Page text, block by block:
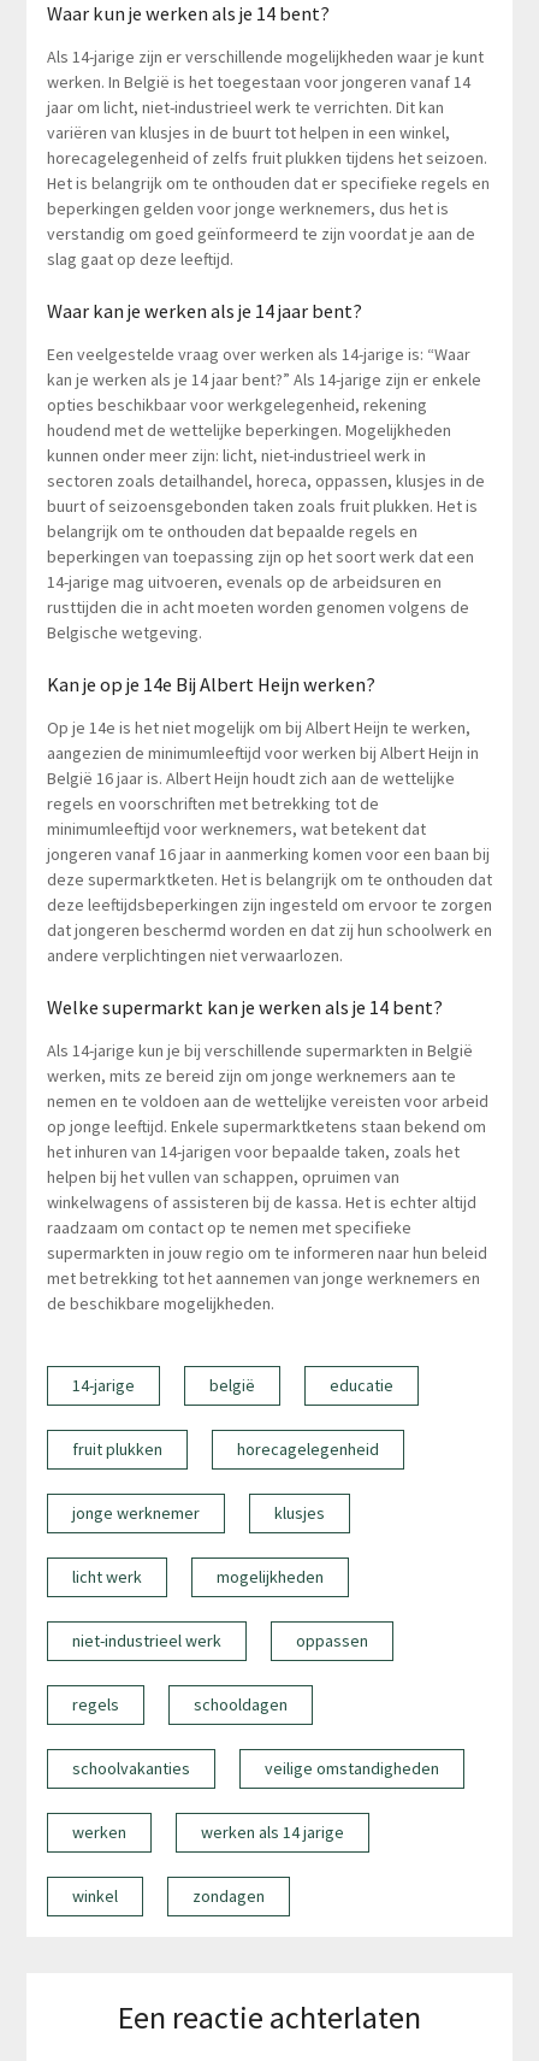
Waar kun je werken als je 14 bent?
Als 14-jarige zijn er verschillende mogelijkheden waar je kunt
werken. In België is het toegestaan voor jongeren vanaf 14
jaar om licht, niet-industrieel werk te verrichten. Dit kan
variëren van klusjes in de buurt tot helpen in een winkel,
horecagelegenheid of zelfs fruit plukken tijdens het seizoen.
Het is belangrijk om te onthouden dat er specifieke regels en
beperkingen gelden voor jonge werknemers, dus het is
verstandig om goed geïnformeerd te zijn voordat je aan de
slag gaat op deze leeftijd.
Waar kan je werken als je 14 jaar bent?
Een veelgestelde vraag over werken als 14-jarige is: “Waar
kan je werken als je 14 jaar bent?” Als 14-jarige zijn er enkele
opties beschikbaar voor werkgelegenheid, rekening
houdend met de wettelijke beperkingen. Mogelijkheden
kunnen onder meer zijn: licht, niet-industrieel werk in
sectoren zoals detailhandel, horeca, oppassen, klusjes in de
buurt of seizoensgebonden taken zoals fruit plukken. Het is
belangrijk om te onthouden dat bepaalde regels en
beperkingen van toepassing zijn op het soort werk dat een
14-jarige mag uitvoeren, evenals op de arbeidsuren en
rusttijden die in acht moeten worden genomen volgens de
Belgische wetgeving.
Kan je op je 14e Bij Albert Heijn werken?
Op je 14e is het niet mogelijk om bij Albert Heijn te werken,
aangezien de minimumleeftijd voor werken bij Albert Heijn in
België 16 jaar is. Albert Heijn houdt zich aan de wettelijke
regels en voorschriften met betrekking tot de
minimumleeftijd voor werknemers, wat betekent dat
jongeren vanaf 16 jaar in aanmerking komen voor een baan bij
deze supermarktketen. Het is belangrijk om te onthouden dat
deze leeftijdsbeperkingen zijn ingesteld om ervoor te zorgen
dat jongeren beschermd worden en dat zij hun schoolwerk en
andere verplichtingen niet verwaarlozen.
Welke supermarkt kan je werken als je 14 bent?
Als 14-jarige kun je bij verschillende supermarkten in België
werken, mits ze bereid zijn om jonge werknemers aan te
nemen en te voldoen aan de wettelijke vereisten voor arbeid
op jonge leeftijd. Enkele supermarktketens staan bekend om
het inhuren van 14-jarigen voor bepaalde taken, zoals het
helpen bij het vullen van schappen, opruimen van
winkelwagens of assisteren bij de kassa. Het is echter altijd
raadzaam om contact op te nemen met specifieke
supermarkten in jouw regio om te informeren naar hun beleid
met betrekking tot het aannemen van jonge werknemers en
de beschikbare mogelijkheden.
14-jarige belgië educatie
fruit plukken horecagelegenheid
jonge werknemer klusjes
licht werk mogelijkheden
niet-industrieel werk oppassen
regels schooldagen
schoolvakanties veilige omstandigheden
werken werken als 14 jarige
winkel zondagen
Een reactie achterlaten